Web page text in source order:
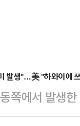
발생"…美 "하와이에
쪽에서 발생
발생했다.일